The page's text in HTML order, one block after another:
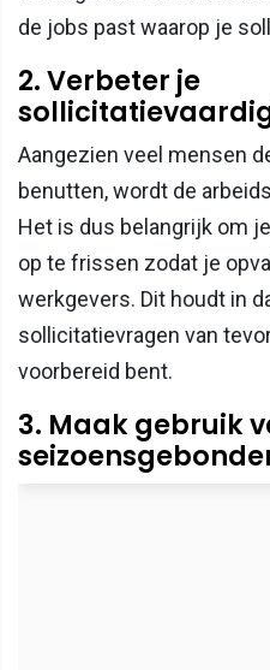
de jobs past waarop je
2. Verbeter je
Aangezien veel mensen
benutten, wordt de
Het is dus belangrijk om
op te frissen zodat je
werkgevers. Dit houdt in
sollicitatievragen van
voorbereid bent.
3. Maak gebruik